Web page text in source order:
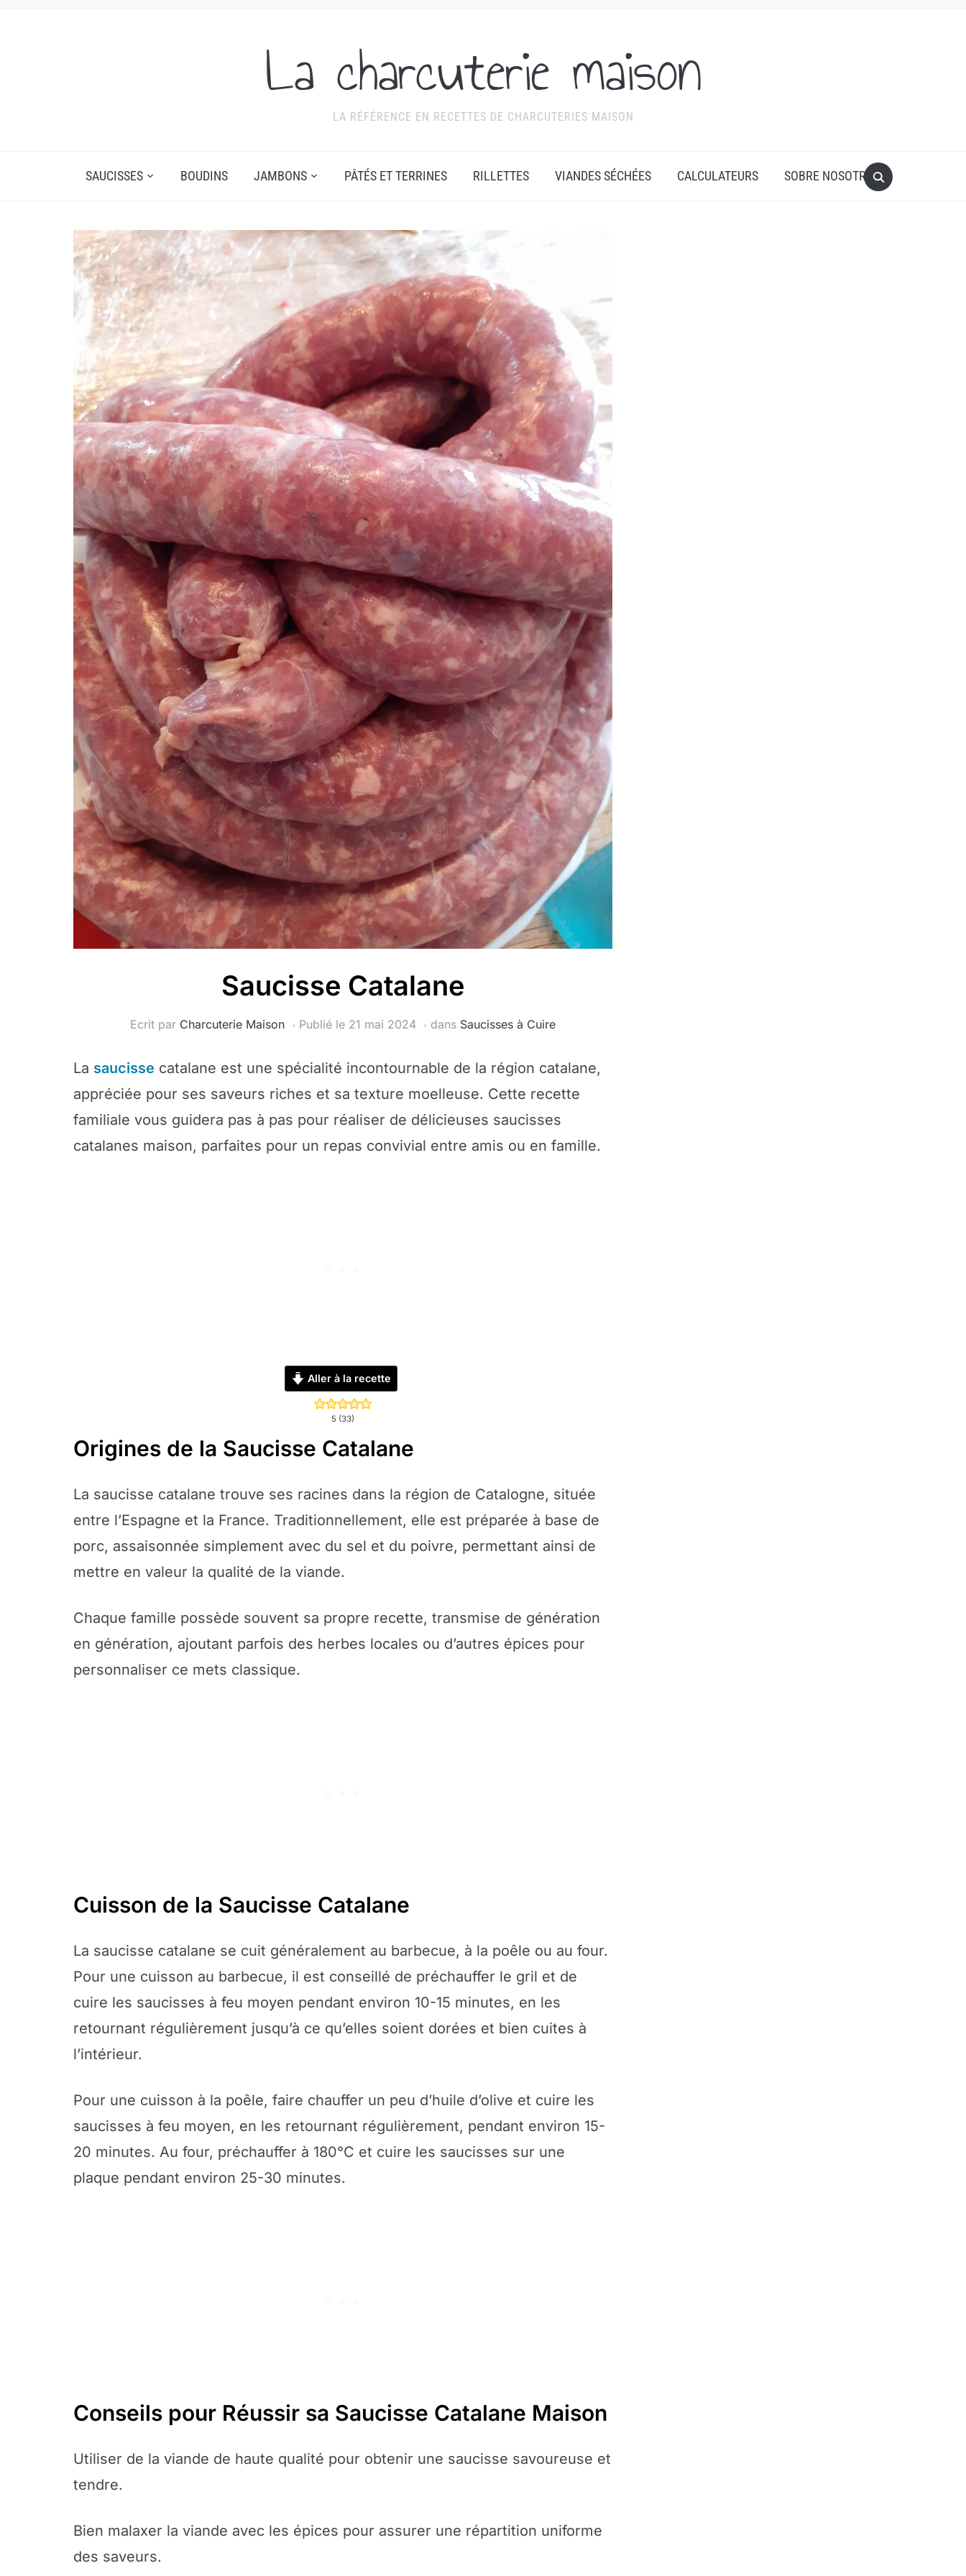
La charcuterie maison
LA RÉFÉRENCE EN RECETTES DE CHARCUTERIES MAISON
SAUCISSES BOUDINS JAMBONS PÂTÉS ET TERRINES RILLETTES VIANDES SÉCHÉES CALCULATEURS SOBRE NOSOTROS
Saucisse Catalane
Ecrit par Charcuterie Maison Publié le 21 mai 2024 dans Saucisses à Cuire
La saucisse catalane est une spécialité incontournable de la région catalane,
appréciée pour ses saveurs riches et sa texture moelleuse. Cette recette
familiale vous guidera pas à pas pour réaliser de délicieuses saucisses
catalanes maison, parfaites pour un repas convivial entre amis ou en famille.
Aller à la recette
5 (33)
Origines de la Saucisse Catalane
La saucisse catalane trouve ses racines dans la région de Catalogne, située
entre l’Espagne et la France. Traditionnellement, elle est préparée à base de
porc, assaisonnée simplement avec du sel et du poivre, permettant ainsi de
mettre en valeur la qualité de la viande.
Chaque famille possède souvent sa propre recette, transmise de génération
en génération, ajoutant parfois des herbes locales ou d’autres épices pour
personnaliser ce mets classique.
Cuisson de la Saucisse Catalane
La saucisse catalane se cuit généralement au barbecue, à la poêle ou au four.
Pour une cuisson au barbecue, il est conseillé de préchauffer le gril et de
cuire les saucisses à feu moyen pendant environ 10-15 minutes, en les
retournant régulièrement jusqu’à ce qu’elles soient dorées et bien cuites à
l’intérieur.
Pour une cuisson à la poêle, faire chauffer un peu d’huile d’olive et cuire les
saucisses à feu moyen, en les retournant régulièrement, pendant environ 15-
20 minutes. Au four, préchauffer à 180°C et cuire les saucisses sur une
plaque pendant environ 25-30 minutes.
Conseils pour Réussir sa Saucisse Catalane Maison
Utiliser de la viande de haute qualité pour obtenir une saucisse savoureuse et
tendre.
Bien malaxer la viande avec les épices pour assurer une répartition uniforme
des saveurs.